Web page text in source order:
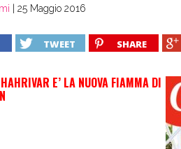
25 Maggio 2016
TWEET SHARE
E’ LA NUOVA FIAMMA DI